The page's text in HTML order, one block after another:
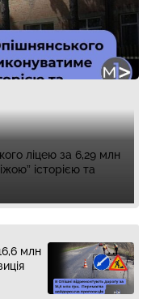
ліцею за 6,29 млн
історією та
млн